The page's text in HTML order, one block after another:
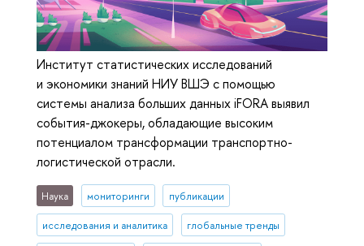
Институт статистических исследований
и экономики знаний НИУ ВШЭ с помощью
системы анализа больших данных iFORA выявил
события-джокеры, обладающие высоким
потенциалом трансформации транспортно-
логистической отрасли.
Наука мониторинги публикации
исследования и аналитика глобальные тренды